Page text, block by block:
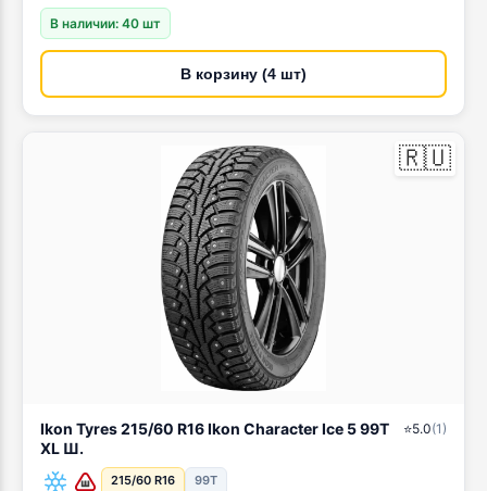
В наличии: 40 шт
В корзину (4 шт)
🇷🇺
Ikon Tyres 215/60 R16 Ikon Character Ice 5 99T
XL Ш.
⭐5.0(1)
215/60 R16 99T